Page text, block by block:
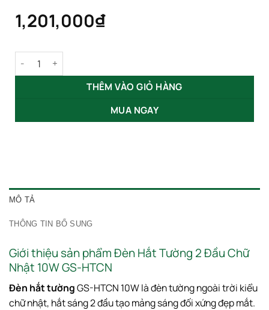
1,201,000₫
Đèn Hắt Tường 2 Đầu Chữ Nhật 10W GS-HTCN số lượng
THÊM VÀO GIỎ HÀNG
MUA NGAY
MÔ TẢ
THÔNG TIN BỔ SUNG
Giới thiệu sản phẩm Đèn Hắt Tường 2 Đầu Chữ
Nhật 10W GS-HTCN
Đèn hắt tườngGS-HTCN 10W là đèn tường ngoài trời kiểu
chữ nhật, hắt sáng 2 đầu tạo mảng sáng đối xứng đẹp mắt.